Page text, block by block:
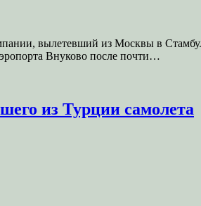
вылетевший из Москвы в
Внуково после почти…
из Турции самолета